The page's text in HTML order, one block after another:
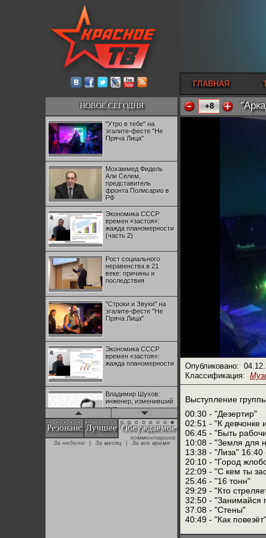
ГЛАВНАЯ
НОВОЕ СЕГОДНЯ
"Утро в тебе" на
эгалите-фесте "Не
Пряча Лица"
Мохаммед Фидель
Али Селем,
представитель
фронта Полисарио в
РФ
Экономика СССР
времен «застоя»:
жажда планомерности
(часть 2)
Рост социального
неравенства в 21
веке: причины и
последствия
"Строки и Звуки" на
эгалите-фесте "Не
Пряча Лица"
Экономика СССР
времен «застоя»:
жажда планомерности
Владимир Шухов:
инженер, изменивший
мир
"Аркадий Коц" на
эгалите-фесте "Не
Резонанс Лучшее Обсуждаемое
комментариев:
За неделю
| За месяц | За все время
+8
Опубликовано:
Классификация:
Выступление
00:30 - "Дезертир"
02:51 - "К девчонке
06:45 - "Быть
10:08 - "Земля для
13:38 - "Лиза" 16:40
20:10 - "Город
22:09 - "С кем ты
25:46 - "16 тонн"
29:29 - "Кто
32:50 - "Занимайся
37:08 - "Стены"
40:49 - "Как повезёт"